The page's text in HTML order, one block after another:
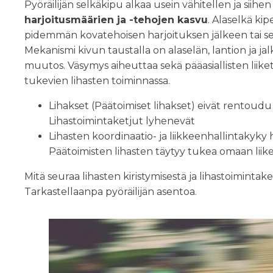
Pyöräilijän selkäkipu alkaa usein vähitellen ja
harjoitusmäärien ja -tehojen kasvu. Alaselkä
pidemmän kovatehoisen harjoituksen jälkeen tai
Mekanismi kivun taustalla on alaselän, lantion ja
muutos. Väsymys aiheuttaa sekä pääasiallisten
tukevien lihasten toiminnassa.
Lihakset (Päätoimiset lihakset) eivät
Lihastoimintaketjut lyhenevät
Lihasten koordinaatio- ja
Päätoimisten lihasten täytyy tukea omaan
Mitä seuraa lihasten kiristymisestä ja
Tarkastellaanpa pyöräilijän asentoa.